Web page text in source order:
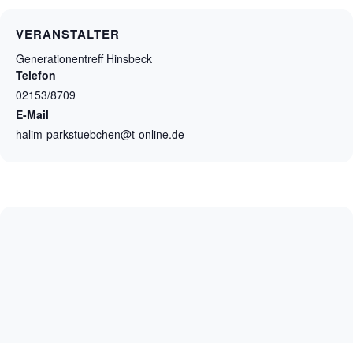
VERANSTALTER
Generationentreff Hinsbeck
Telefon
02153/8709
E-Mail
halim-parkstuebchen@t-online.de